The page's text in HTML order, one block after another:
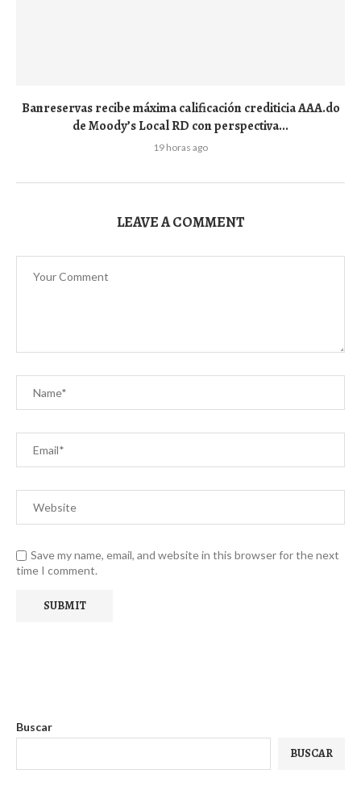
Banreservas recibe máxima calificación crediticia AAA.do
de Moody’s Local RD con perspectiva...
19 horas ago
LEAVE A COMMENT
Save my name, email, and website in this browser for the next
time I comment.
Buscar
BUSCAR